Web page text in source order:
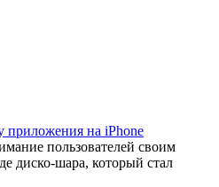
приложения на iPhone
пользователей своим
диско-шара, который стал